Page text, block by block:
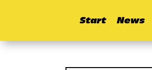
Start News